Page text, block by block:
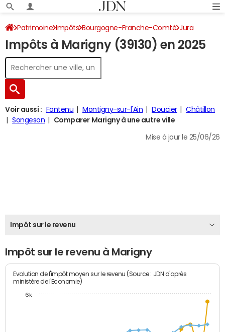
Patrimoine Impôts Bourgogne-Franche-Comté Jura
Marigny Impôt sur le revenu
Impôts à Marigny (39130) en 2025
Voir aussi : Fontenu Montigny-sur-l'Ain Doucier
Châtillon
Songeson
Comparer Marigny à une autre ville
Mise à jour le 25/06/26
Impôt sur le revenu
Impôt sur le revenu à Marigny
Evolution de l'impôt moyen sur le revenu (Source : JDN d'après
ministère de l'Economie)
6k